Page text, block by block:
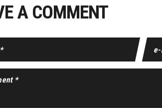
A COMMENT